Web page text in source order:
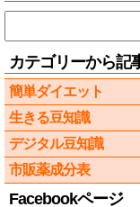
カテゴリーから記
簡単ダイエット
生きる豆知識
デジタル豆知識
市販薬成分表
Facebookページ